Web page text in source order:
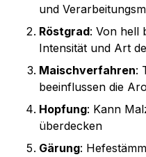
und
Röstgrad: Von hell
Intensität und Art
Maischverfahren:
beeinflussen die
Hopfung: Kann
überdecken
Gärung: